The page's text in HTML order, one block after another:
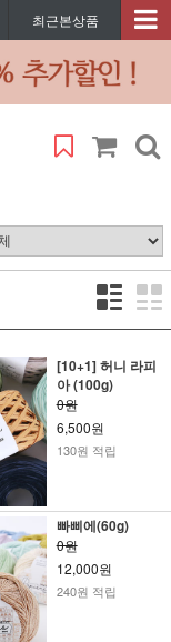
최근본상품
[10+1] 허니 라피
아 (100g)
0원
6,500원
130원 적립
빠삐에(60g)
0원
12,000원
240원 적립